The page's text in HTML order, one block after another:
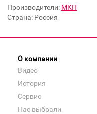
Производители: МКП
Страна: Россия
О компании
Видео
История
Сервис
Нас выбрали